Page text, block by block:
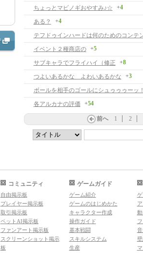
ちょっとマビノギおやすみ♪☆ +4
ある？ +4
テフドゥインハードは何のためのコンテ
イベント２種商店の
+5
サブキャラでフライハイ（修正 +8
つよいあるかな よわいあるかな +3
ボールを相手のゴールにシュゥゥゥーッ
各アルカナの評価
+54
前へ 1 2
コミュニティ
自由掲示板
プレイヤー掲示板
取引掲示板
ペットAI掲示板
ファンアート掲示板
スクリーンショット掲示
板
ゲームガイド
ゲーム紹介
ゲームのはじめかた
キャラクター作成
操作ガイド
基本戦闘
スキルシステム
生産